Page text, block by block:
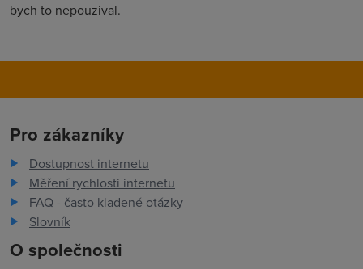
bych to nepouzival.
Pro zákazníky
Dostupnost internetu
Měření rychlosti internetu
FAQ - často kladené otázky
Slovník
O společnosti